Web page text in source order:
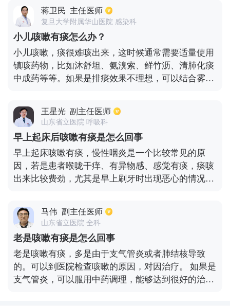
点止咳的药物，比如枇杷止咳胶囊等，或者还能喝点
止咳糖浆，对于改善咳嗽会有很好的效果。当然要是
分泌物比较多，加上痰多的症状，可以选择化痰的药
物，比如福多司坦片。如果咳嗽很严重，还能适当去
做雾化治疗。
蒋卫民 主任医师
复旦大学附属华山医院 感染科
小儿咳嗽有痰怎么办？
小儿咳嗽，痰很难咳出来，这时候通常需要适量使用
镇咳药物，比如沐舒坦、氨溴索、鲜竹沥、清肺化痰
中成药等等。如果是排痰效果不理想，可以结合雾化
温度，湿度最好是保持在60%左右，这样有利于稀释
分泌物。小儿咳嗽要帮助小儿变换体位。也可以用空
心拍背法，帮助患儿排出痰液。只是在拍背的时候一
定要注意力度适中，要有规律的进行拍打。如果痰液
特别多的话，可以到医院吸痰。不过一般情况下，建
议尽量使用拍背排痰、雾化、化痰等方式来祛痰。
王星光 副主任医师
山东省立医院 呼吸科
早上起床后咳嗽有痰是怎么回事
早上起床咳嗽有痰，慢性咽炎是一个比较常见的原
因，若是患者喉咙干痒、有异物感、感觉有痰，痰咳
出来比较费劲，尤其是早上刷牙时出现恶心的情况，
炎，建议患者平时多喝胖大海泡的水或吃甘桔冰梅
片、慢严舒柠颗粒等药物来治疗。还有一个原因就是
患者有支气管炎或肺炎，这种情况患者要做胸部CT后
才能够确诊。如果是有炎症的情况，则要进行消炎治
疗，常用的药物就是抗生素或者抗病毒的药物，要根
据检查的结果依照一生的指导科学用药。
马伟 副主任医师
山东省立医院 全科
老是咳嗽有痰是怎么回事
老是咳嗽有痰，多是由于支气管炎或者肺结核导致
的。可以到医院检查咳嗽的原因，对因治疗。 如果是
支气管炎，可以服用中药调理，能够达到很好的治疗